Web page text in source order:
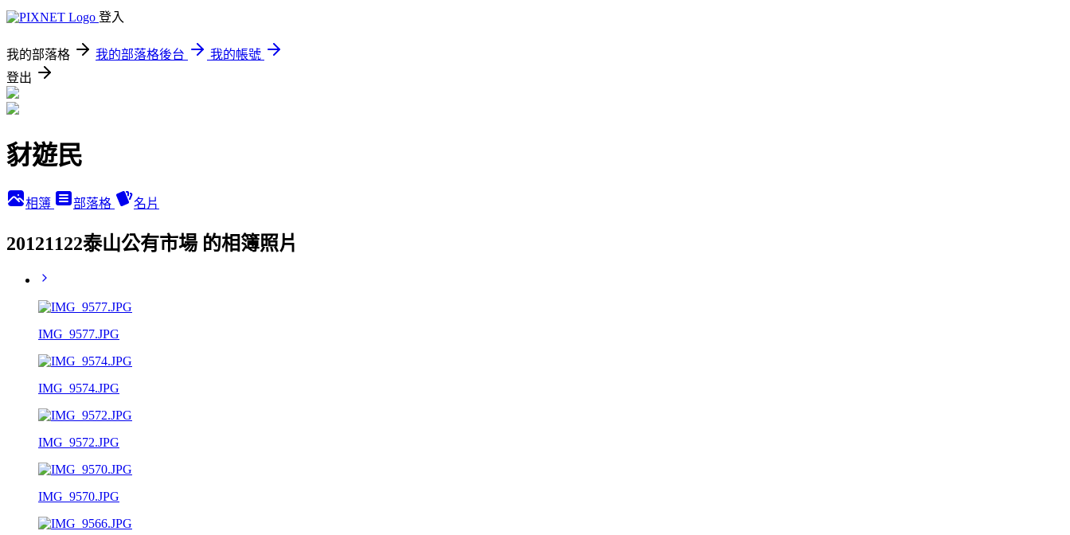
登入
我的部落格 我的部落格後台
我的帳號
登出
豺遊民
相簿 部落格 名片
20121122泰山公有市場 的相簿照片
IMG_9577.JPG
IMG_9574.JPG
IMG_9572.JPG
IMG_9570.JPG